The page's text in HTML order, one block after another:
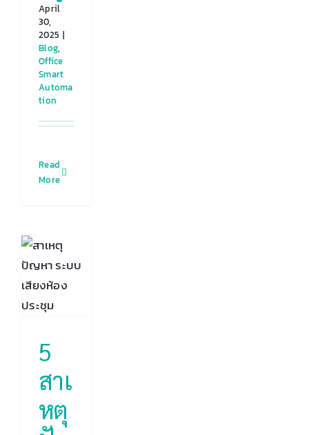
April
30,
2025 |
Blog,
Office
Smart
Automa
tion
Read
More
5
สาเ
หตุ